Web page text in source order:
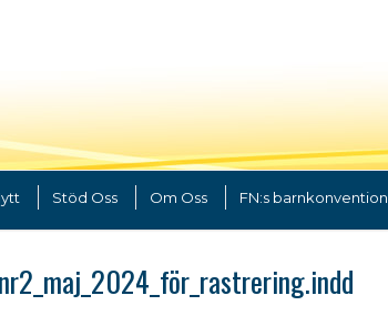
Stöd Oss Om Oss FN:s barnkonvention